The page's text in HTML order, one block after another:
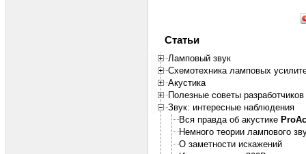
Статьи
Ламповый звук
Схемотехника ламповых
Акустика
Полезные советы
Звук: интересные наблюдения
Вся правда об акустике ProAc
Немного теории лампового
О заметности искажений